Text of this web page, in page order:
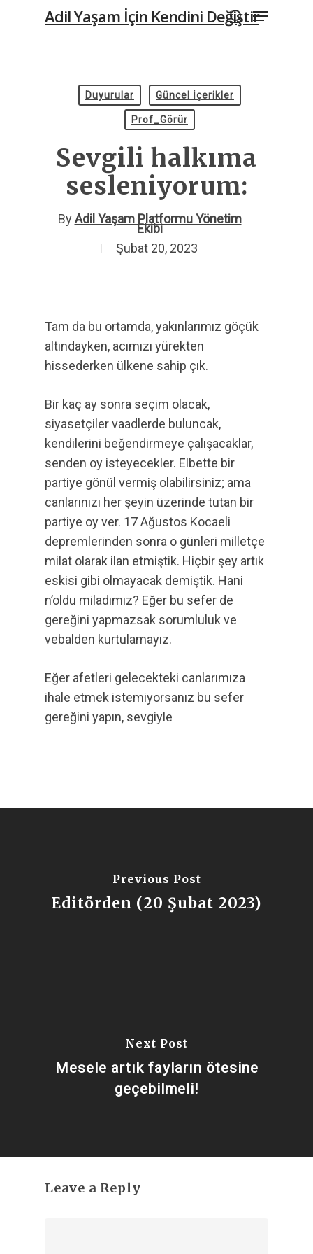
Adil Yaşam İçin Kendini DeğiştirMenu
Duyurular Güncel İçerikler
Prof_Görür
Sevgili halkıma
sesleniyorum:
By Adil Yaşam Platformu Yönetim
Ekibi
Şubat 20, 2023
Tam da bu ortamda, yakınlarımız göçük
altındayken, acımızı yürekten
hissederken ülkene sahip çık.
Bir kaç ay sonra seçim olacak,
siyasetçiler vaadlerde buluncak,
kendilerini beğendirmeye çalışacaklar,
senden oy isteyecekler. Elbette bir
partiye gönül vermiş olabilirsiniz; ama
canlarınızı her şeyin üzerinde tutan bir
partiye oy ver. 17 Ağustos Kocaeli
depremlerinden sonra o günleri milletçe
milat olarak ilan etmiştik. Hiçbir şey artık
eskisi gibi olmayacak demiştik. Hani
n’oldu miladımız? Eğer bu sefer de
gereğini yapmazsak sorumluluk ve
vebalden kurtulamayız.
Eğer afetleri gelecekteki canlarımıza
ihale etmek istemiyorsanız bu sefer
gereğini yapın, sevgiyle
Previous Post
Editörden (20 Şubat 2023)
Next Post
Mesele artık fayların ötesine
geçebilmeli!
Leave a Reply